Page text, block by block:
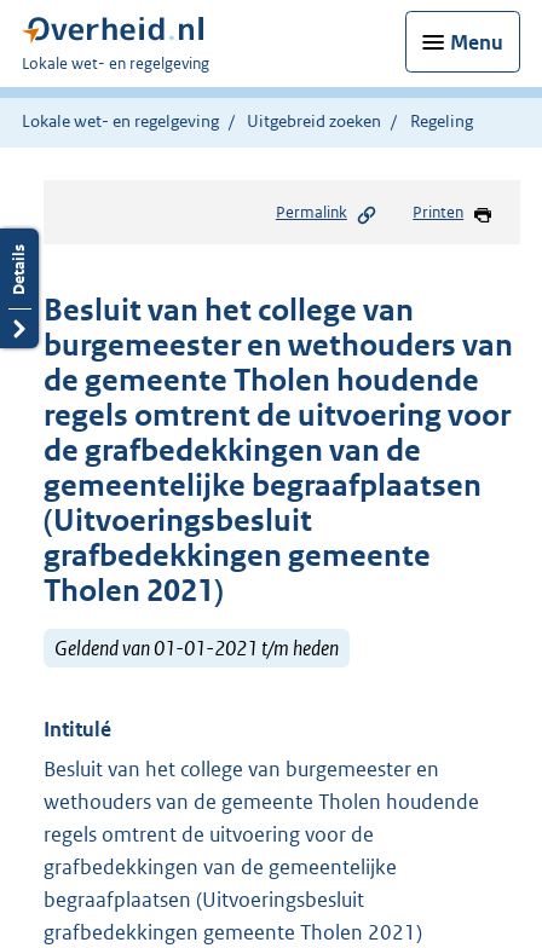
Menu
U
bent
hier:
Lokale wet- en regelgeving
Lokale wet- en regelgeving Uitgebreid zoeken Regeling
Permalink Printen
Besluit van het college van
burgemeester en wethouders van
de gemeente Tholen houdende
regels omtrent de uitvoering voor
de grafbedekkingen van de
gemeentelijke begraafplaatsen
(Uitvoeringsbesluit
grafbedekkingen gemeente
Tholen 2021)
Geldend van 01-01-2021 t/m heden
Intitulé
Besluit van het college van burgemeester en
wethouders van de gemeente Tholen houdende
regels omtrent de uitvoering voor de
grafbedekkingen van de gemeentelijke
begraafplaatsen (Uitvoeringsbesluit
grafbedekkingen gemeente Tholen 2021)